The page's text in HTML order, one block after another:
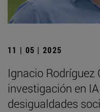
11 | 05 | 2025
Ignacio Rodríguez
investigación en
desigualdades